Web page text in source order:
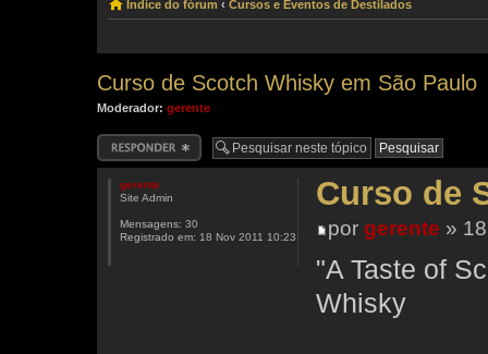
Índice do fórum ‹ Cursos e Eventos de Destilados
Curso de Scotch Whisky em São Paulo
Moderador: gerente
Responder
Curso de
por gerente »
"A Taste of
Whisky
gerente
Site Admin
Mensagens: 30
Registrado em: 18 Nov 2011 10:23